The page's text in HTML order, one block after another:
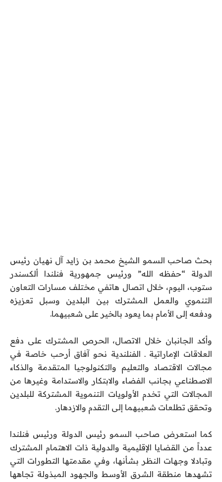
بحث صاحب السمو الشيخ محمد بن زايد آل نهيان رئيس
الدولة “حفظه الله” ورئيس جمهورية فنلندا ألكسندر
ستوب، اليوم، خلال اتصال هاتفي مختلف مسارات التعاون
التنموي والعمل المشترك بين البلدين وسبل تعزيزه
ودفعه إلى الأمام بما يعود بالخير على شعبيهما.
وأكد الجانبان خلال الاتصال، الحرص المشترك على دفع
العلاقات الإماراتية ـ الفنلندية نحو آفاق أرحب خاصة في
مجالات الاقتصاد والتعليم والتكنولوجيا المتقدمة والذكاء
الاصطناعي بجانب الفضاء والابتكار والاستدامة وغيرها من
المجالات التي تخدم الأولويات التنموية المشتركة للبلدين
وتحقق تطلعات شعبيهما إلى التقدم والازدهار.
كما استعرض صاحب السمو رئيس الدولة ورئيس فنلندا
عدداً من القضايا الإقليمية والدولية ذات الاهتمام المشترك
وتبادلا وجهات النظر بشأنها، وفي مقدمتها التطورات التي
تشهدها منطقة الشرق الأوسط والجهود المبذولة تجاهها